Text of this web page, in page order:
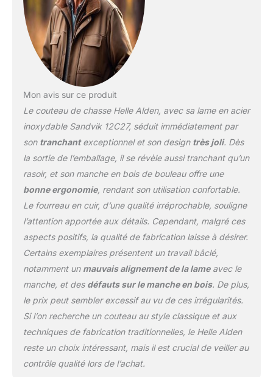
Mon avis sur ce produit
Le couteau de chasse Helle Alden, avec sa lame en acier
inoxydable Sandvik 12C27, séduit immédiatement par
son tranchantexceptionnel et son design très joli. Dès
la sortie de l’emballage, il se révèle aussi tranchant qu’un
rasoir, et son manche en bois de bouleau offre une
bonne ergonomie, rendant son utilisation confortable.
Le fourreau en cuir, d’une qualité irréprochable, souligne
l’attention apportée aux détails. Cependant, malgré ces
aspects positifs, la qualité de fabrication laisse à désirer.
Certains exemplaires présentent un travail bâclé,
notamment un mauvais alignement de la lameavec le
manche, et des défauts sur le manche en bois. De plus,
le prix peut sembler excessif au vu de ces irrégularités.
Si l’on recherche un couteau au style classique et aux
techniques de fabrication traditionnelles, le Helle Alden
reste un choix intéressant, mais il est crucial de veiller au
contrôle qualité lors de l’achat.